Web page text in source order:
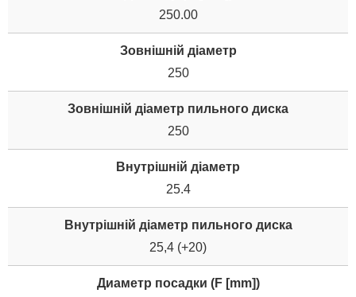
250.00
Зовнішній діаметр
250
Зовнішній діаметр пильного диска
250
Внутрішній діаметр
25.4
Внутрішній діаметр пильного диска
25,4 (+20)
Диаметр посадки (F [mm])